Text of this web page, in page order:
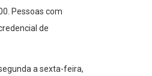
Pessoas com
de
a sexta-feira,